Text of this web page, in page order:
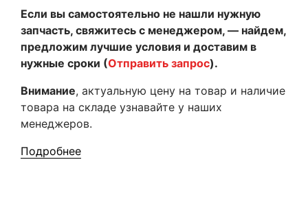
Если вы самостоятельно не нашли нужную
запчасть, свяжитесь с менеджером, — найдем,
предложим лучшие условия и доставим в
нужные сроки (Отправить запрос).
Внимание, актуальную цену на товар и наличие
товара на складе узнавайте у наших
менеджеров.
Подробнее